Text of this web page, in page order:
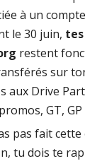
à un
le 30 juin,
restent
sur
aux Drive
promos, GT, GP
pas fait
tu dois te